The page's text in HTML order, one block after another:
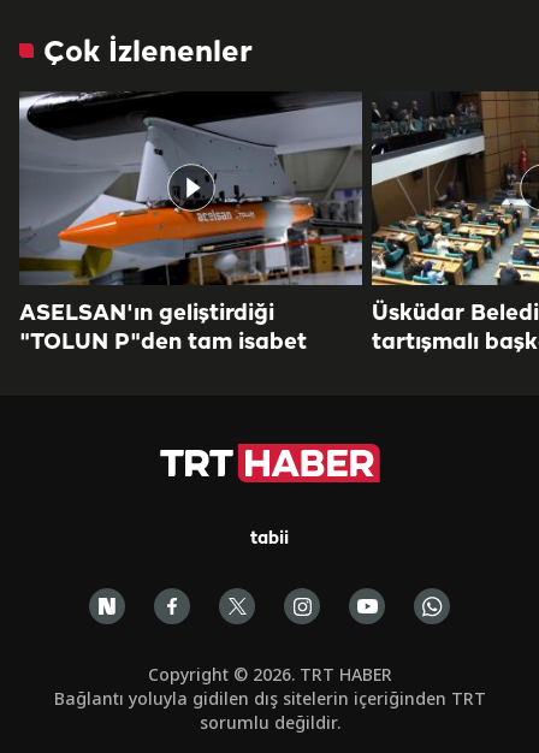
Çok İzlenenler
ASELSAN'ın geliştirdiği
"TOLUN P"den tam isabet
Üsküdar
tartışmalı
tabii
Copyright © 2026. TRT HABER
Bağlantı yoluyla gidilen dış sitelerin içeriğinden TRT
sorumlu değildir.